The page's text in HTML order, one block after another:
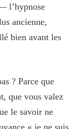
l’hypnose
ancienne,
bien avant les
? Parce que
que vous valez
le savoir ne